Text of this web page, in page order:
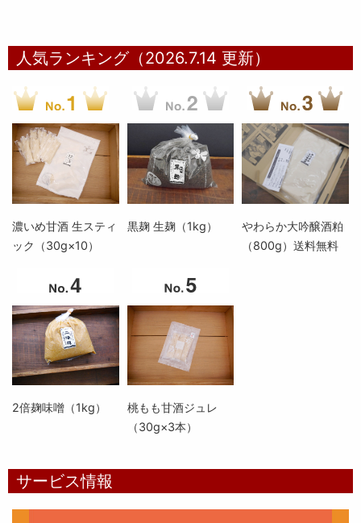
人気ランキング（2026.7.14 更新）
濃いめ甘酒 生スティ
ック（30g×10）
黒麹 生麹（1kg）
やわらか大吟醸酒粕
（800g）送料無料
2倍麹味噌（1kg）
桃もも甘酒ジュレ
（30g×3本）
サービス情報